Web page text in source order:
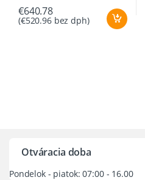
€640.78
(€520.96bez dph)
Otváracia doba
Pondelok - piatok: 07:00 - 16.00